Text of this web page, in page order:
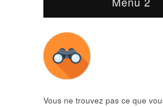
Vous ne trouvez pas ce que